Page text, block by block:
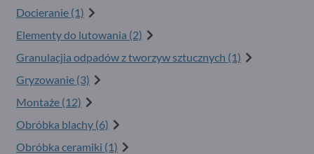
Docieranie (1)
Elementy do lutowania (2)
Granulacjia odpadów z tworzyw sztucznych (1)
Gryzowanie (3)
Montaże (12)
Obróbka blachy (6)
Obróbka ceramiki (1)